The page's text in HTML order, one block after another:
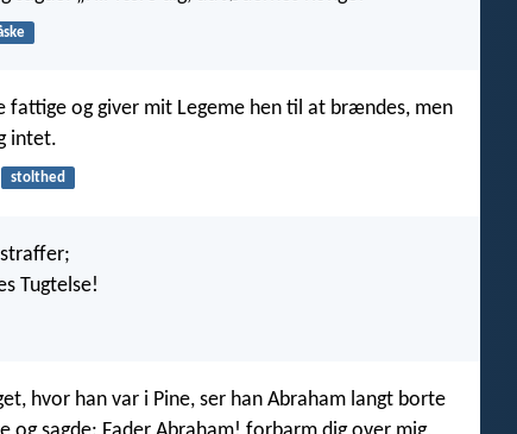
fattige og giver mit Legeme hen til at brændes, men
intet.
stolthed
Tugtelse!
hvor han var i Pine, ser han Abraham langt borte